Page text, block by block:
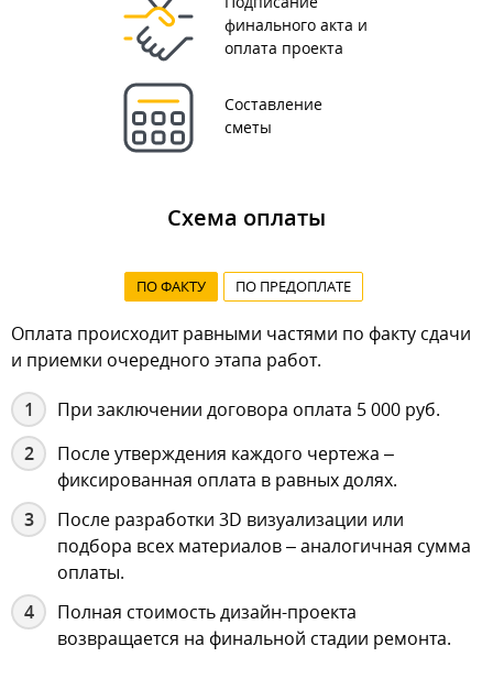
финального акта и
оплата проекта
Составление
сметы
Схема оплаты
ПО ФАКТУ ПО ПРЕДОПЛАТЕ
Оплата происходит равными частями по факту сдачи
и приемки очередного этапа работ.
При заключении договора оплата 5 000 руб.
После утверждения каждого чертежа –
фиксированная оплата в равных долях.
После разработки 3D визуализации или
подбора всех материалов – аналогичная сумма
оплаты.
Полная стоимость дизайн-проекта
возвращается на финальной стадии ремонта.